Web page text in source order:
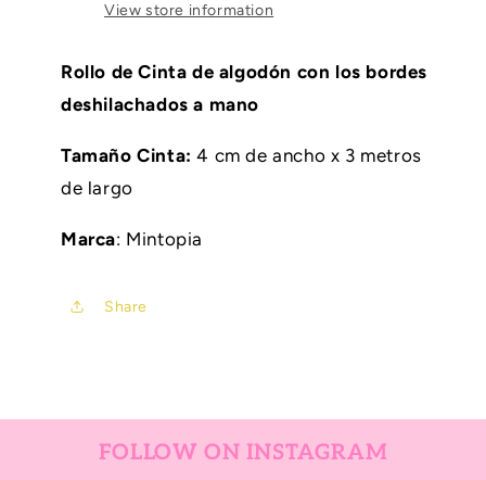
m
Pink
x
m
Pastel
Pink
View store information
Rollo de Cinta de algodón con los bordes
deshilachados a mano
Tamaño Cinta:4 cm de ancho x 3 metros
de largo
Marca: Mintopia
Share
FOLLOW ON INSTAGRAM